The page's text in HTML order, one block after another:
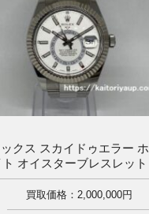
クス スカイドゥエラー ホ
ト オイスターブレスレット
買取価格：2,000,000円